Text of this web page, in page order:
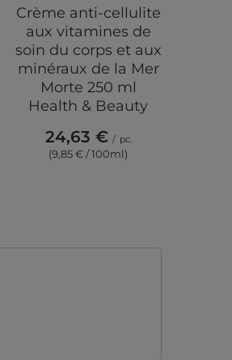
Crème anti-cellulite
aux vitamines de
soin du corps et aux
minéraux de la Mer
Morte 250 ml
Health & Beauty
24,63 € / pc.
(9,85 € / 100ml)